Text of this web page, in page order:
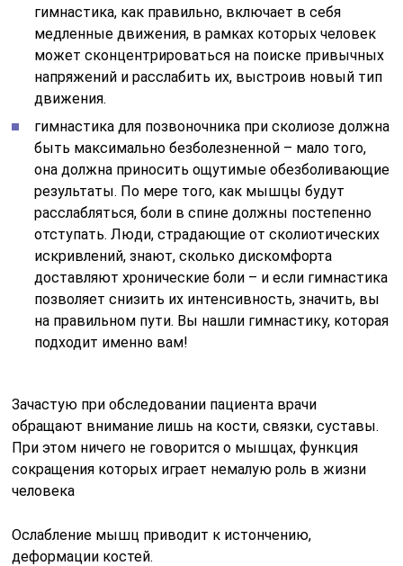
гимнастика, как правильно, включает в себя
медленные движения, в рамках которых человек
может сконцентрироваться на поиске привычных
напряжений и расслабить их, выстроив новый тип
движения.
гимнастика для позвоночника при сколиозе должна
быть максимально безболезненной – мало того,
она должна приносить ощутимые обезболивающие
результаты. По мере того, как мышцы будут
расслабляться, боли в спине должны постепенно
отступать. Люди, страдающие от сколиотических
искривлений, знают, сколько дискомфорта
доставляют хронические боли – и если гимнастика
позволяет снизить их интенсивность, значить, вы
на правильном пути. Вы нашли гимнастику, которая
подходит именно вам!
Зачастую при обследовании пациента врачи
обращают внимание лишь на кости, связки, суставы.
При этом ничего не говорится о мышцах, функция
сокращения которых играет немалую роль в жизни
человека
Ослабление мышц приводит к истончению,
деформации костей.